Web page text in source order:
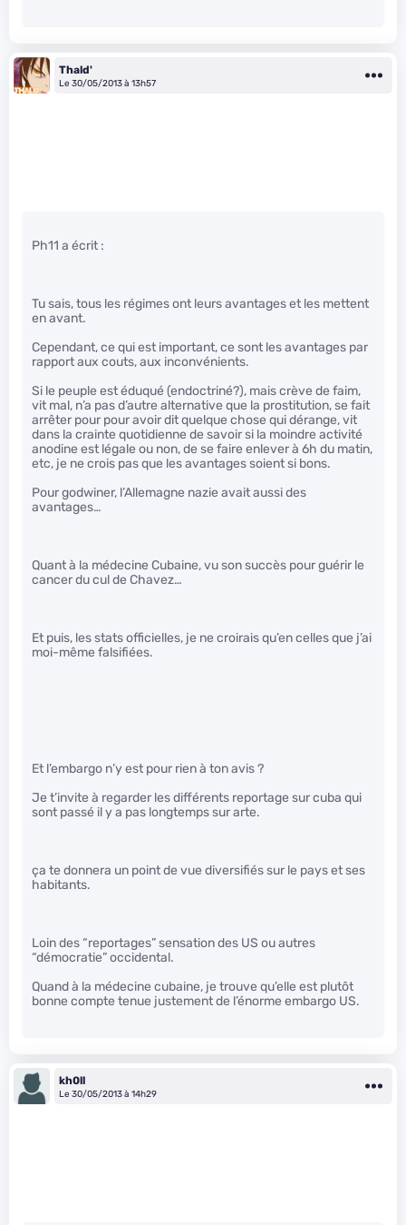
Thald'
Le 30/05/2013 à 13h57
Ph11 a écrit :
Tu sais, tous les régimes ont leurs avantages et les mettent
en avant.
Cependant, ce qui est important, ce sont les avantages par
rapport aux couts, aux inconvénients.
Si le peuple est éduqué (endoctriné?), mais crève de faim,
vit mal, n’a pas d’autre alternative que la prostitution, se fait
arrêter pour pour avoir dit quelque chose qui dérange, vit
dans la crainte quotidienne de savoir si la moindre activité
anodine est légale ou non, de se faire enlever à 6h du matin,
etc, je ne crois pas que les avantages soient si bons.
Pour godwiner, l’Allemagne nazie avait aussi des
avantages…
Quant à la médecine Cubaine, vu son succès pour guérir le
cancer du cul de Chavez…
Et puis, les stats officielles, je ne croirais qu’en celles que j’ai
moi-même falsifiées.
Et l’embargo n’y est pour rien à ton avis ?
Je t’invite à regarder les différents reportage sur cuba qui
sont passé il y a pas longtemps sur arte.
ça te donnera un point de vue diversifiés sur le pays et ses
habitants.
Loin des “reportages” sensation des US ou autres
“démocratie” occidental.
Quand à la médecine cubaine, je trouve qu’elle est plutôt
bonne compte tenue justement de l’énorme embargo US.
kh0ll
Le 30/05/2013 à 14h29